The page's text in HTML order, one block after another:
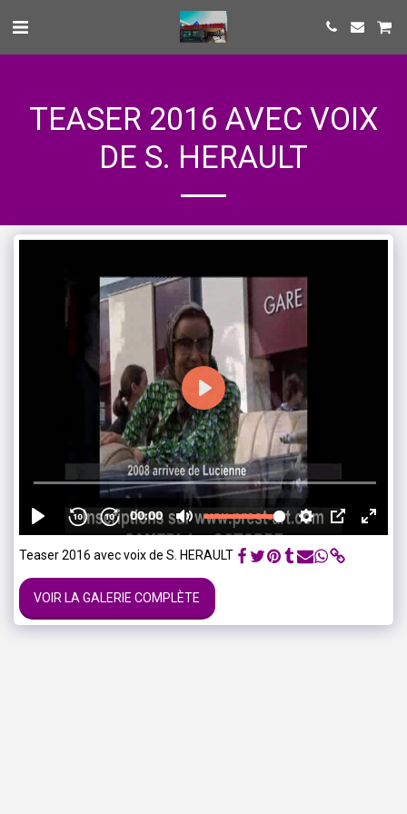
TEASER 2016 AVEC VOIX
DE S. HERAULT
Teaser 2016 avec voix de S. HERAULT
VOIR LA GALERIE COMPLÈTE